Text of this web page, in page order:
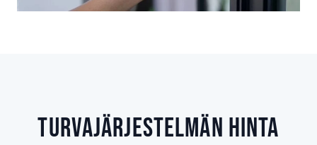
Turvajärjestelmän hinta